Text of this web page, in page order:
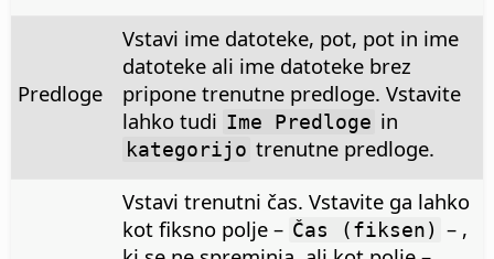
Predloge
Vstavi ime datoteke, pot, pot in ime
datoteke ali ime datoteke brez
pripone trenutne predloge. Vstavite
lahko tudi Ime Predloge in
kategorijo trenutne predloge.
Vstavi trenutni čas. Vstavite ga lahko
kot fiksno polje – Čas (fiksen) – ,